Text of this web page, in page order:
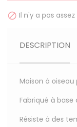
 Il n'y a pas
DESCRIPTION
Maison à oiseau
Fabriqué à
Résiste à des